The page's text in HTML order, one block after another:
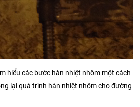
hiểu các bước hàn nhiệt nhôm một cách
lại quá trình hàn nhiệt nhôm cho đường